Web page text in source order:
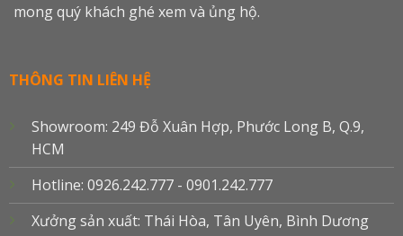
mong quý khách ghé xem và ủng hộ.
THÔNG TIN LIÊN HỆ
Showroom: 249 Đỗ Xuân Hợp, Phước Long B, Q.9,
HCM
Hotline: 0926.242.777 - 0901.242.777
Xưởng sản xuất: Thái Hòa, Tân Uyên, Bình Dương